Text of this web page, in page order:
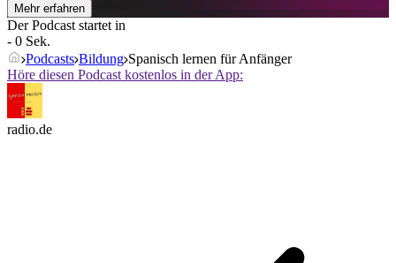
Mehr erfahren
Der Podcast startet in
- 0 Sek.
Podcasts Bildung Spanisch lernen für Anfänger
Höre diesen Podcast kostenlos in der App:
radio.de